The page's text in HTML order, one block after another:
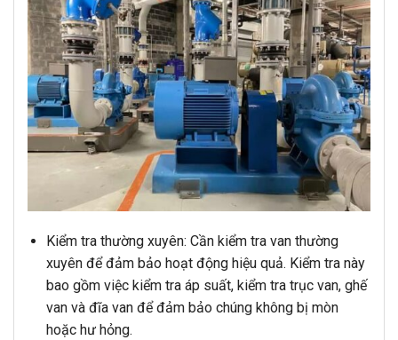
Kiểm tra thường xuyên: Cần kiểm tra van thường
xuyên để đảm bảo hoạt động hiệu quả. Kiểm tra này
bao gồm việc kiểm tra áp suất, kiểm tra trục van, ghế
van và đĩa van để đảm bảo chúng không bị mòn
hoặc hư hỏng.